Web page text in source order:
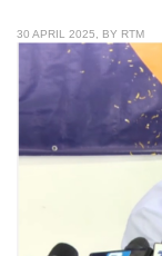
30 APRIL 2025, BY RTM